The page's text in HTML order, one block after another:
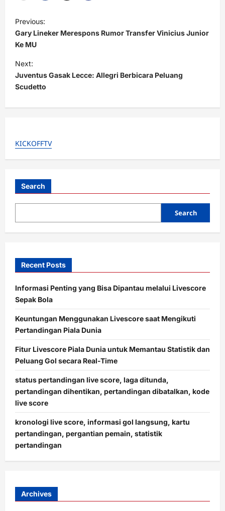
o
s
t
n
a
v
g
o
Previous:
Gary Lineker Merespons Rumor Transfer Vinicius Junior
Ke MU
Next:
Juventus Gasak Lecce: Allegri Berbicara Peluang
Scudetto
KICKOFFTV
Search
Search
Recent Posts
Informasi Penting yang Bisa Dipantau melalui Livescore
Sepak Bola
Keuntungan Menggunakan Livescore saat Mengikuti
Pertandingan Piala Dunia
Fitur Livescore Piala Dunia untuk Memantau Statistik dan
Peluang Gol secara Real-Time
status pertandingan live score, laga ditunda,
pertandingan dihentikan, pertandingan dibatalkan, kode
live score
kronologi live score, informasi gol langsung, kartu
pertandingan, pergantian pemain, statistik
pertandingan
Archives